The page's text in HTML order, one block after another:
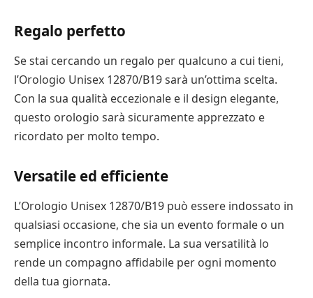
Regalo perfetto
Se stai cercando un regalo per qualcuno a cui tieni,
l’Orologio Unisex 12870/B19 sarà un’ottima scelta.
Con la sua qualità eccezionale e il design elegante,
questo orologio sarà sicuramente apprezzato e
ricordato per molto tempo.
Versatile ed efficiente
L’Orologio Unisex 12870/B19 può essere indossato in
qualsiasi occasione, che sia un evento formale o un
semplice incontro informale. La sua versatilità lo
rende un compagno affidabile per ogni momento
della tua giornata.